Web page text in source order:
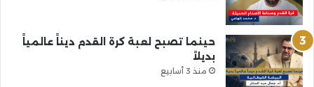
حينما تصبح لعبة كرة القدم ديناً عالمياً
بديلاً
منذ 3 أسابيع